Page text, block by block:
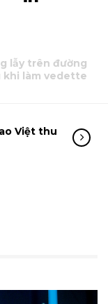
lẫy trên đường
khi làm vedette
Việt thu